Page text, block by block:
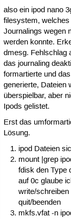
also ein ipod nano
filesystem,
Journalings wegen
werden konnte.
dmesg. Fehlschlag
das journaling
formartierte und
generierte, Dateien
überspielbar, aber
Ipods gelistet.
Erst das
Lösung.
ipod Dateien
mount |grep
fdisk den Type
auf 0c glaube
write/schreiben
quit/beenden
mkfs.vfat -n